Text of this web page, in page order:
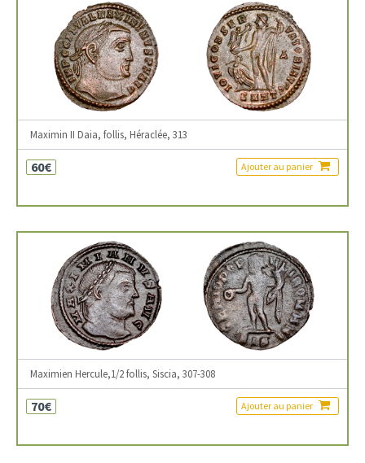
Maximin II Daia, follis, Héraclée, 313
60€ Ajouter au panier
Maximien Hercule,1/2 follis, Siscia, 307-308
70€ Ajouter au panier